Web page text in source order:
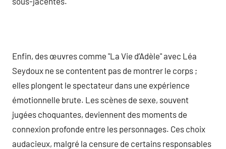
Enfin, des œuvres comme "La Vie d’Adèle" avec Léa
Seydoux ne se contentent pas de montrer le corps ;
elles plongent le spectateur dans une expérience
émotionnelle brute. Les scènes de sexe, souvent
jugées choquantes, deviennent des moments de
connexion profonde entre les personnages. Ces choix
audacieux, malgré la censure de certains responsables